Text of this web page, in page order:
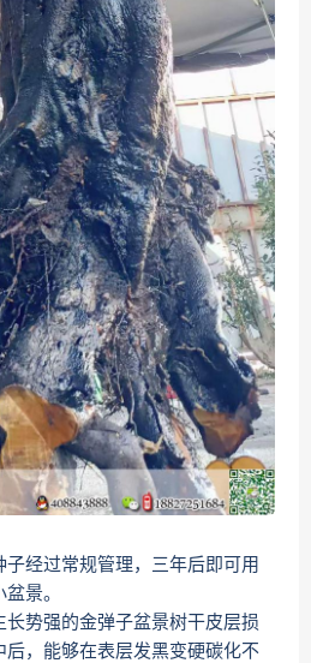
子经过常规管理，三年后即可用
景。
势强的金弹子盆景树干皮层损
，能够在表层发黑变硬碳化不